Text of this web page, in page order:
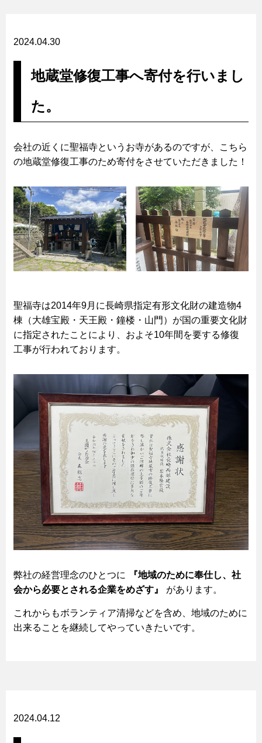
2024.04.30
地蔵堂修復工事へ寄付を行いまし
た。
会社の近くに聖福寺というお寺があるのですが、こちら
の地蔵堂修復工事のため寄付をさせていただきました！
聖福寺は2014年9月に長崎県指定有形文化財の建造物4
棟（大雄宝殿・天王殿・鐘楼・山門）が国の重要文化財
に指定されたことにより、およそ10年間を要する修復
工事が行われております。
弊社の経営理念のひとつに
『地域のために奉仕し、社
会から必要とされる企業をめざす』
があります。
これからもボランティア清掃などを含め、地域のために
出来ることを継続してやっていきたいです。
2024.04.12